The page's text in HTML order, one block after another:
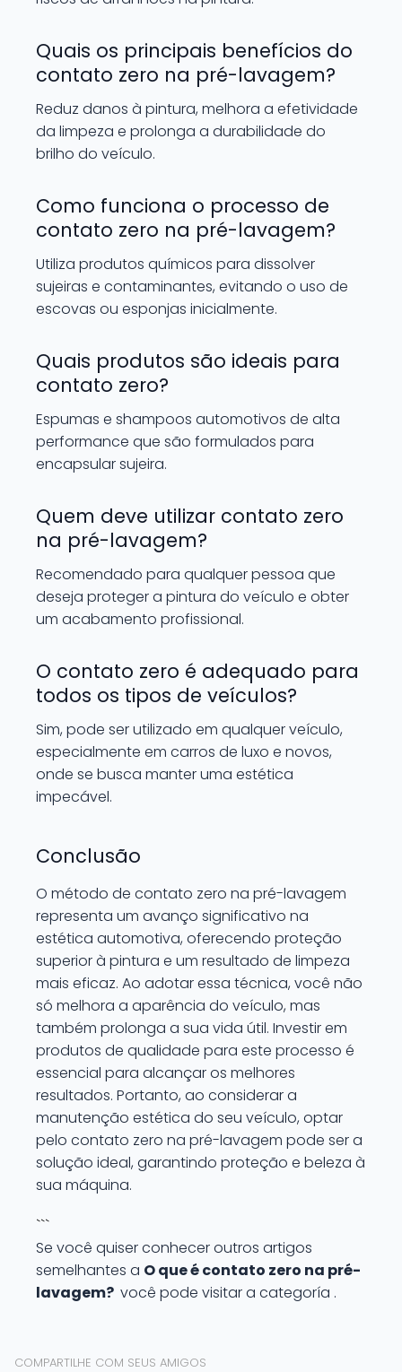
Quais os principais benefícios do
contato zero na pré-lavagem?
Reduz danos à pintura, melhora a efetividade
da limpeza e prolonga a durabilidade do
brilho do veículo.
Como funciona o processo de
contato zero na pré-lavagem?
Utiliza produtos químicos para dissolver
sujeiras e contaminantes, evitando o uso de
escovas ou esponjas inicialmente.
Quais produtos são ideais para
contato zero?
Espumas e shampoos automotivos de alta
performance que são formulados para
encapsular sujeira.
Quem deve utilizar contato zero
na pré-lavagem?
Recomendado para qualquer pessoa que
deseja proteger a pintura do veículo e obter
um acabamento profissional.
O contato zero é adequado para
todos os tipos de veículos?
Sim, pode ser utilizado em qualquer veículo,
especialmente em carros de luxo e novos,
onde se busca manter uma estética
impecável.
Conclusão
O método de contato zero na pré-lavagem
representa um avanço significativo na
estética automotiva, oferecendo proteção
superior à pintura e um resultado de limpeza
mais eficaz. Ao adotar essa técnica, você não
só melhora a aparência do veículo, mas
também prolonga a sua vida útil. Investir em
produtos de qualidade para este processo é
essencial para alcançar os melhores
resultados. Portanto, ao considerar a
manutenção estética do seu veículo, optar
pelo contato zero na pré-lavagem pode ser a
solução ideal, garantindo proteção e beleza à
sua máquina.
```
Se você quiser conhecer outros artigos
semelhantes a O que é contato zero na pré-
lavagem? você pode visitar a categoría .
COMPARTILHE COM SEUS AMIGOS